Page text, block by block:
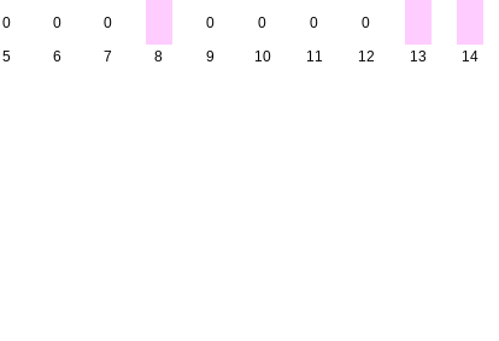
0
5
0
6
0
7
8
0
9
0
10
0
11
0
12
13 14